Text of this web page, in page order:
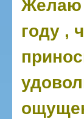
Желаю
году ,